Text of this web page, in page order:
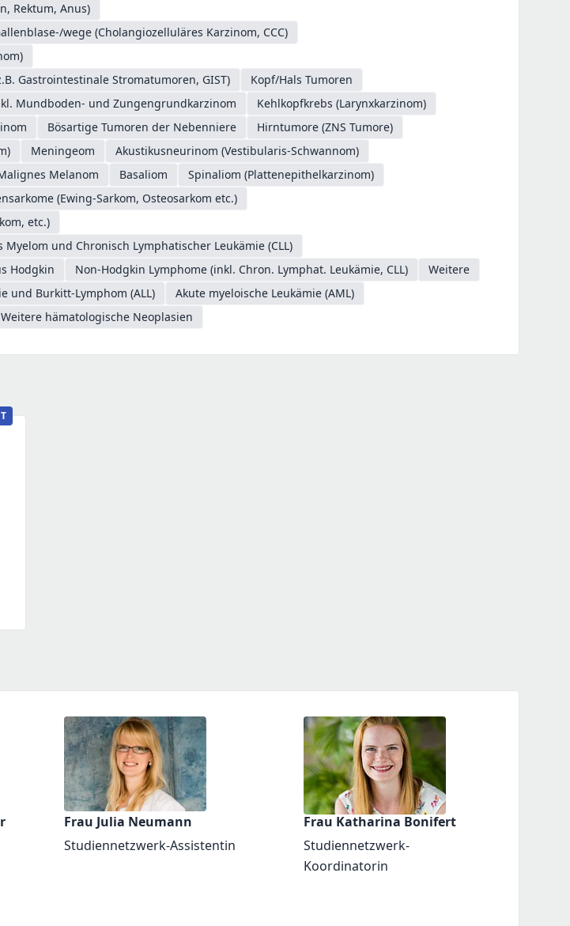
Rektum, Anus)
wege (Cholangiozelluläres Karzinom, CCC)
Gastrointestinale Stromatumoren, GIST)
Kopf/Hals Tumoren
Mundboden- und Zungengrundkarzinom
Kehlkopfkrebs (Larynxkarzinom)
Bösartige Tumoren der Nebenniere
Hirntumore (ZNS Tumore)
Meningeom
Akustikusneurinom (Vestibularis-Schwannom)
Melanom Basaliom
Spinaliom (Plattenepithelkarzinom)
(Ewing-Sarkom, Osteosarkom etc.)
etc.)
und Chronisch Lymphatischer Leukämie (CLL)
Hodgkin Non-Hodgkin Lymphome (inkl. Chron. Lymphat. Leukämie, CLL)
Weitere
und Burkitt-Lymphom (ALL)
Akute myeloische Leukämie (AML)
Weitere hämatologische Neoplasien
Frau Julia Neumann
Studiennetzwerk-Assistentin
Frau Katharina Bonifert
Studiennetzwerk-
Koordinatorin